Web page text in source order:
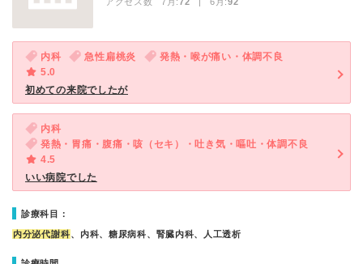
内科 急性扁桃炎
発熱・喉が痛い・体調不良
5.0
初めての来院でしたが
内科
発熱・胃痛・腹痛・咳（セキ）・吐き気・嘔吐・体調不良
4.5
いい病院でした
診療科目：
内分泌代謝科、内科、糖尿病科、腎臓内科、人工透析